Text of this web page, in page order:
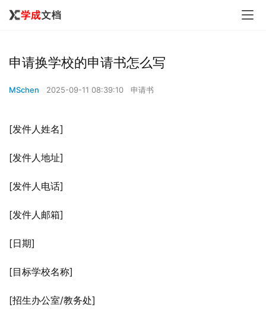
申请换学校的申请书怎么写
MSchen 2025-09-11 08:39:10 申请书
[发件人姓名]
[发件人地址]
[发件人电话]
[发件人邮箱]
[日期]
[目标学校名称]
[招生办公室/教务处]